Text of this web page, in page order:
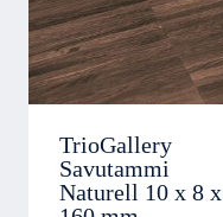
TrioGallery
Savutammi
Naturell 10 x 8 x